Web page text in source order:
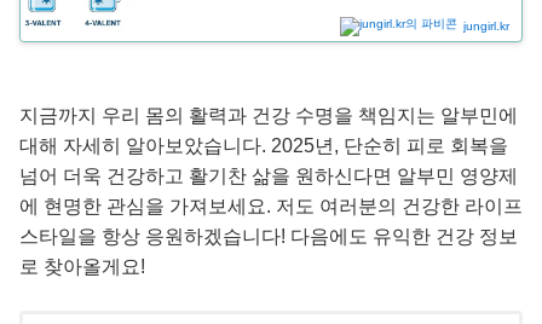
jungirl.kr
지금까지 우리 몸의 활력과 건강 수명을 책임지는 알부민에
대해 자세히 알아보았습니다. 2025년, 단순히 피로 회복을
넘어 더욱 건강하고 활기찬 삶을 원하신다면 알부민 영양제
에 현명한 관심을 가져보세요. 저도 여러분의 건강한 라이프
스타일을 항상 응원하겠습니다! 다음에도 유익한 건강 정보
로 찾아올게요!